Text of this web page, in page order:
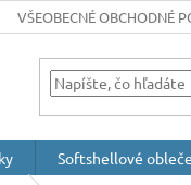
VŠEOBECNÉ OBCHODNÉ
Softshellové